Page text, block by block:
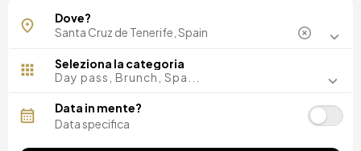
Dove?
Seleziona la categoria
Day pass, Brunch, Spa...
Data in mente?